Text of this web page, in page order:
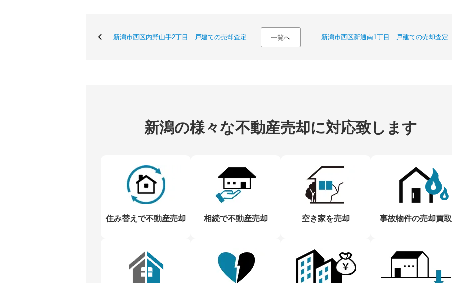
新潟市西区内野山手2丁目 戸建ての売却査定 一覧へ 新潟市西区新通南1丁目 戸建ての売却査定
新潟の様々な不動産売却に対応致します
住み替えで不動産売却 相続で不動産売却 空き家を売却 事故物件の売却買取